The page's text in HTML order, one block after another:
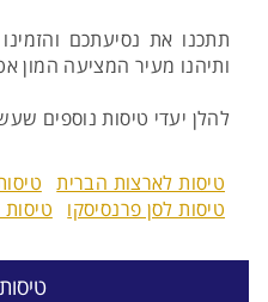
תתכנו את נסיעתכם
ותיהנו מעיר המציעה המון
להלן יעדי טיסות נוספים
טיסות לארצות הברית
טיסות לסן פרנסיסקו